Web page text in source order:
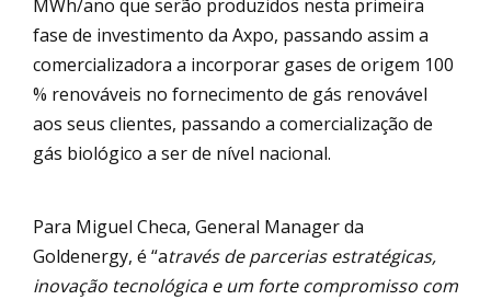
MWh/ano que serão produzidos nesta primeira
fase de investimento da Axpo, passando assim a
comercializadora a incorporar gases de origem 100
% renováveis no fornecimento de gás renovável
aos seus clientes, passando a comercialização de
gás biológico a ser de nível nacional.
Para Miguel Checa, General Manager da
Goldenergy, é “através de parcerias estratégicas,
inovação tecnológica e um forte compromisso com